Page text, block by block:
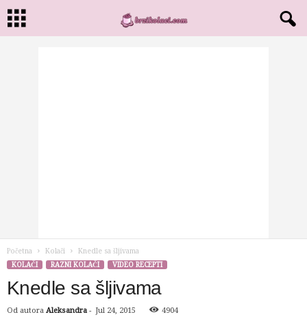
Početna Kolači
Knedle sa šljivama
KOLAČI
RAZNI KOLAČI VIDEO RECEPTI
Knedle sa šljivama
Od autora Aleksandra - Jul 24, 2015 4904